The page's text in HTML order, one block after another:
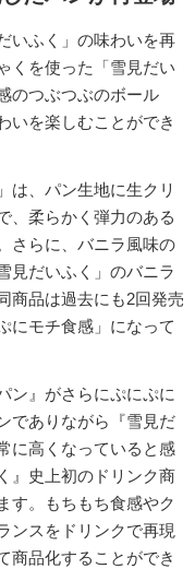
いふく」の味わいを再
くを使った「雪見だい
のつぶつぶのボール
いを楽しむことができ
、パン生地に生クリ
、柔らかく弾力のある
さらに、バニラ風味の
見だいふく」のバニラ
商品は過去にも2回発売
にモチ食感」になって
ン』がさらにぷにぷに
でありながら『雪見だ
に高くなっていると感
』史上初のドリンク商
す。もちもち食感やク
ンスをドリンクで再現
商品化することができ